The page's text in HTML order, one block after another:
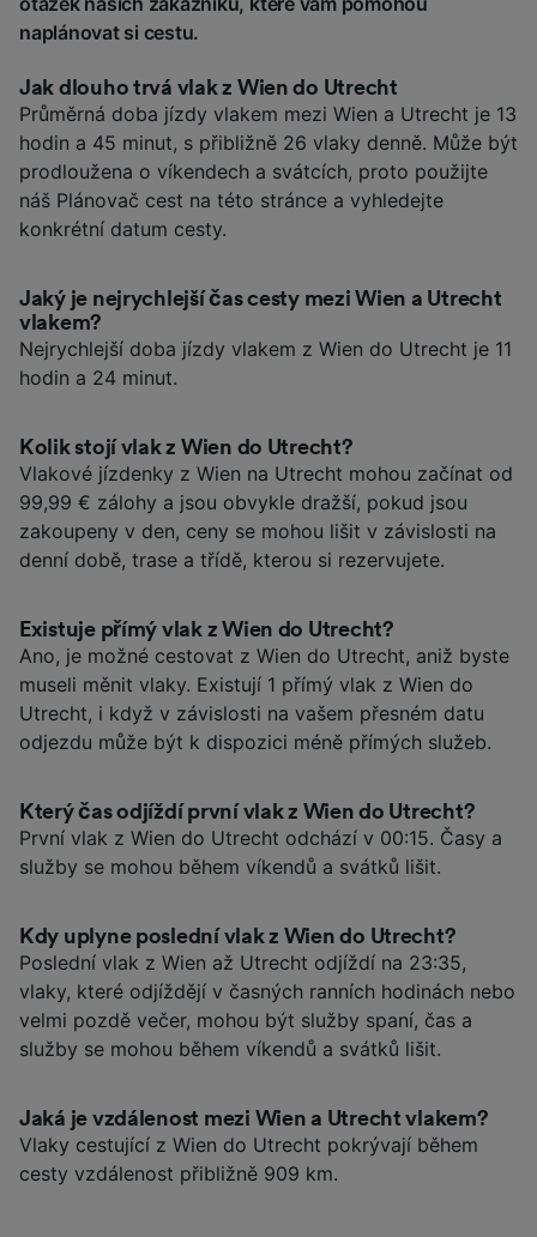
naplánovat si cestu.
Jak dlouho trvá vlak z Wien do Utrecht
Průměrná doba jízdy vlakem mezi Wien a Utrecht je 13
hodin a 45 minut, s přibližně 26 vlaky denně. Může být
prodloužena o víkendech a svátcích, proto použijte
náš Plánovač cest na této stránce a vyhledejte
konkrétní datum cesty.
Jaký je nejrychlejší čas cesty mezi Wien a Utrecht
vlakem?
Nejrychlejší doba jízdy vlakem z Wien do Utrecht je 11
hodin a 24 minut.
Kolik stojí vlak z Wien do Utrecht?
Vlakové jízdenky z Wien na Utrecht mohou začínat od
99,99 € zálohy a jsou obvykle dražší, pokud jsou
zakoupeny v den, ceny se mohou lišit v závislosti na
denní době, trase a třídě, kterou si rezervujete.
Existuje přímý vlak z Wien do Utrecht?
Ano, je možné cestovat z Wien do Utrecht, aniž byste
museli měnit vlaky. Existují 1 přímý vlak z Wien do
Utrecht, i když v závislosti na vašem přesném datu
odjezdu může být k dispozici méně přímých služeb.
Který čas odjíždí první vlak z Wien do Utrecht?
První vlak z Wien do Utrecht odchází v 00:15. Časy a
služby se mohou během víkendů a svátků lišit.
Kdy uplyne poslední vlak z Wien do Utrecht?
Poslední vlak z Wien až Utrecht odjíždí na 23:35,
vlaky, které odjíždějí v časných ranních hodinách nebo
velmi pozdě večer, mohou být služby spaní, čas a
služby se mohou během víkendů a svátků lišit.
Jaká je vzdálenost mezi Wien a Utrecht vlakem?
Vlaky cestující z Wien do Utrecht pokrývají během
cesty vzdálenost přibližně 909 km.